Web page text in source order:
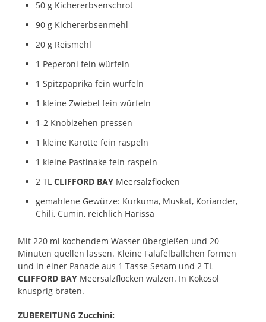
50 g Kichererbsenschrot
90 g Kichererbsenmehl
20 g Reismehl
1 Peperoni fein würfeln
1 Spitzpaprika fein würfeln
1 kleine Zwiebel fein würfeln
1-2 Knobizehen pressen
1 kleine Karotte fein raspeln
1 kleine Pastinake fein raspeln
2 TL CLIFFORD BAY Meersalzflocken
gemahlene Gewürze: Kurkuma, Muskat, Koriander,
Chili, Cumin, reichlich Harissa
Mit 220 ml kochendem Wasser übergießen und 20
Minuten quellen lassen. Kleine Falafelbällchen formen
und in einer Panade aus 1 Tasse Sesam und 2 TL
CLIFFORD BAY Meersalzflocken wälzen. In Kokosöl
knusprig braten.
ZUBEREITUNG Zucchini: